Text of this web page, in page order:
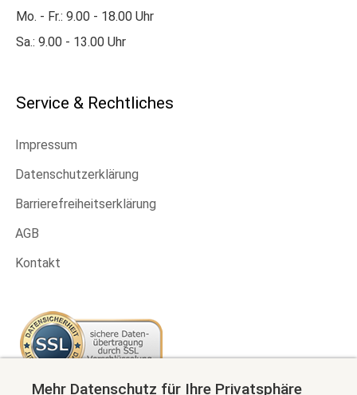
Mo. - Fr.: 9.00 - 18.00 Uhr
Sa.: 9.00 - 13.00 Uhr
Service & Rechtliches
Impressum
Datenschutzerklärung
Barrierefreiheitserklärung
AGB
Kontakt
Mehr Datenschutz für Ihre Privatsphäre